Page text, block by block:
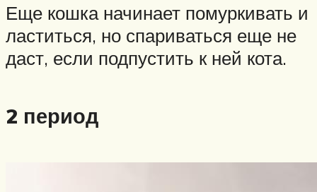
Еще кошка начинает помуркивать и
ластиться, но спариваться еще не
даст, если подпустить к ней кота.
2 период